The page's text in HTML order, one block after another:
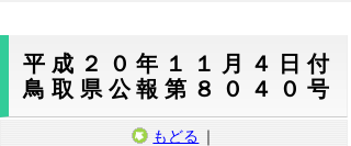
平成２０年１１月４日付
鳥取県公報第８０４０号
もどる ｜